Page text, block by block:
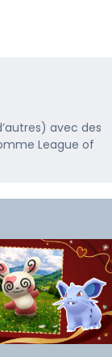
avec des
League of